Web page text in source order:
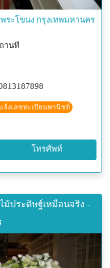
พระโขนง กรุงเทพมหานคร
านที
จ้งเลขทะเบียนพานิชย์
โทรศัพท์
ประดิษฐ์เหมือนจริง -